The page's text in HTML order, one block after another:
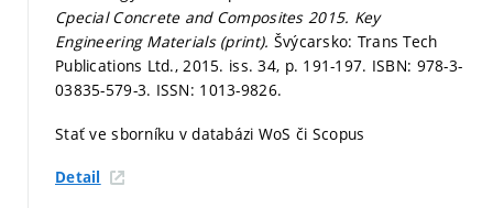
Cpecial Concrete and Composites 2015. Key
Engineering Materials (print). Švýcarsko: Trans Tech
Publications Ltd., 2015. iss. 34, p. 191-197. ISBN: 978-3-
03835-579-3. ISSN: 1013-9826.
Stať ve sborníku v databázi WoS či Scopus
Detail